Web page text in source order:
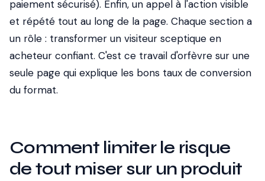
paiement sécurisé). Enfin, un appel à l'action visible
et répété tout au long de la page. Chaque section a
un rôle : transformer un visiteur sceptique en
acheteur confiant. C'est ce travail d'orfèvre sur une
seule page qui explique les bons taux de conversion
du format.
Comment limiter le risque
de tout miser sur un produit